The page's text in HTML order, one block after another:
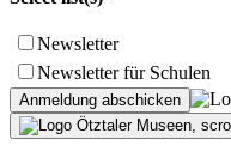
Newsletter
Newsletter für Schulen